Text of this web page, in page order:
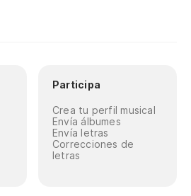
Participa
Crea tu perfil musical
Envía álbumes
Envía letras
Correcciones de
letras